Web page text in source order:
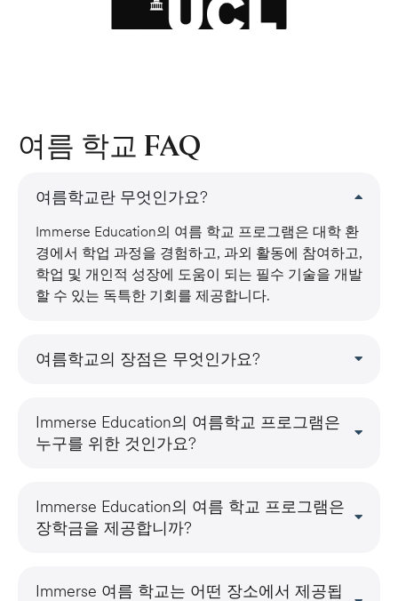
여름 학교 FAQ
여름학교란 무엇인가요?
Immerse Education의 여름 학교 프로그램은 대학 환
경에서 학업 과정을 경험하고, 과외 활동에 참여하고,
학업 및 개인적 성장에 도움이 되는 필수 기술을 개발
할 수 있는 독특한 기회를 제공합니다.
여름학교의 장점은 무엇인가요?
Immerse Education의 여름학교 프로그램은
누구를 위한 것인가요?
Immerse Education의 여름 학교 프로그램은
장학금을 제공합니까?
Immerse 여름 학교는 어떤 장소에서 제공됩